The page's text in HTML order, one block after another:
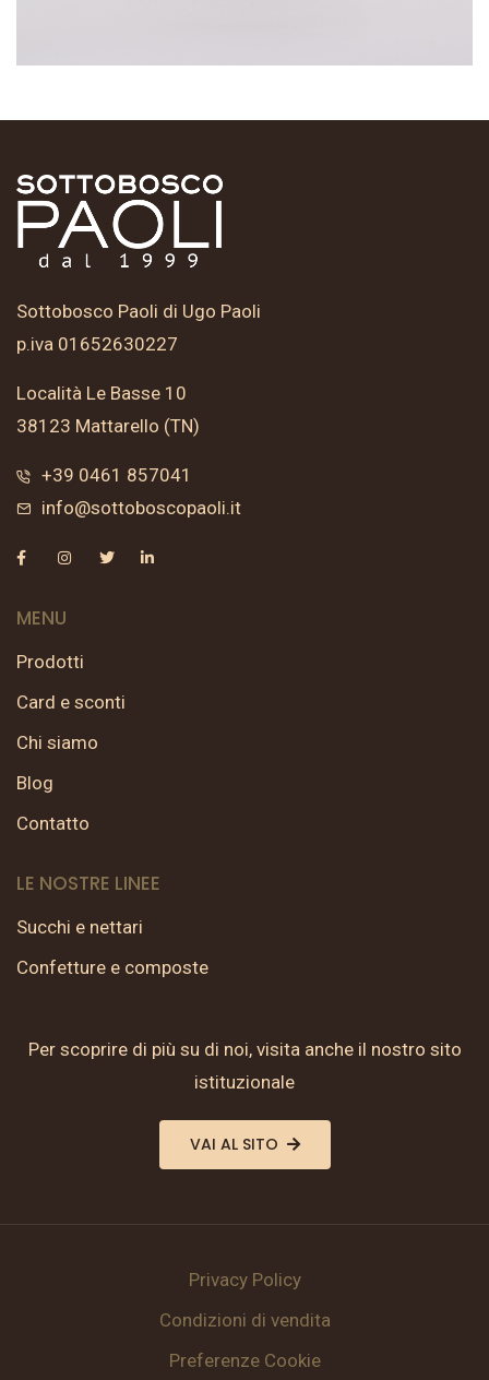
Sottobosco Paoli di Ugo Paoli
p.iva 01652630227
Località Le Basse 10
38123 Mattarello (TN)
+39 0461 857041
info@sottoboscopaoli.it
MENU
Prodotti
Card e sconti
Chi siamo
Blog
Contatto
LE NOSTRE LINEE
Succhi e nettari
Confetture e composte
Per scoprire di più su di noi, visita anche il nostro sito
istituzionale
VAI AL SITO
Privacy Policy
Condizioni di vendita
Preferenze Cookie